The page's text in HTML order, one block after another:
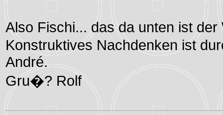
Also Fischi... das da unten ist
Konstruktives Nachdenken ist
André.
Gru�? Rolf